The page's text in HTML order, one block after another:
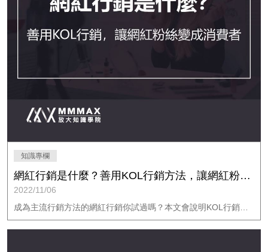
知識專欄
網紅行銷是什麼？善用KOL行銷方法，讓網紅粉絲都變成你的消費者！｜放大知識學院
2022/11/06